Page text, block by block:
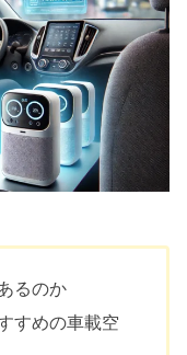
るのか
すめの車載空